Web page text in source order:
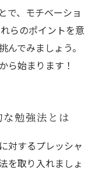
で、モチベーショ
らのポイントを意
でみましょう。
ら始まります！
勉強法とは
対するプレッシャ
を取り入れましょ